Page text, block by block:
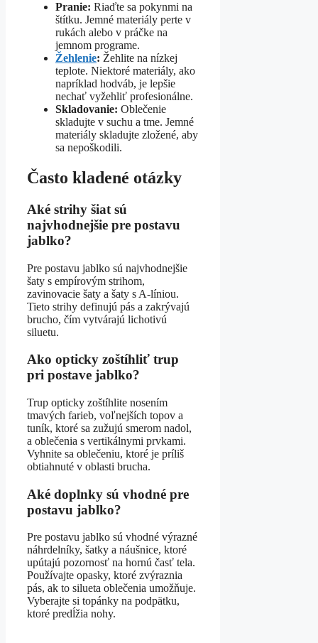
Pranie: Riaďte sa pokynmi na
štítku. Jemné materiály perte v
rukách alebo v práčke na
jemnom programe.
Žehlenie: Žehlite na nízkej
teplote. Niektoré materiály, ako
napríklad hodváb, je lepšie
nechať vyžehliť profesionálne.
Skladovanie: Oblečenie
skladujte v suchu a tme. Jemné
materiály skladujte zložené, aby
sa nepoškodili.
Často kladené otázky
Aké strihy šiat sú
najvhodnejšie pre postavu
jablko?
Pre postavu jablko sú najvhodnejšie
šaty s empírovým strihom,
zavinovacie šaty a šaty s A-líniou.
Tieto strihy definujú pás a zakrývajú
brucho, čím vytvárajú lichotivú
siluetu.
Ako opticky zoštíhliť trup
pri postave jablko?
Trup opticky zoštíhlite nosením
tmavých farieb, voľnejších topov a
tuník, ktoré sa zužujú smerom nadol,
a oblečenia s vertikálnymi prvkami.
Vyhnite sa oblečeniu, ktoré je príliš
obtiahnuté v oblasti brucha.
Aké doplnky sú vhodné pre
postavu jablko?
Pre postavu jablko sú vhodné výrazné
náhrdelníky, šatky a náušnice, ktoré
upútajú pozornosť na hornú časť tela.
Používajte opasky, ktoré zvýraznia
pás, ak to silueta oblečenia umožňuje.
Vyberajte si topánky na podpätku,
ktoré predĺžia nohy.